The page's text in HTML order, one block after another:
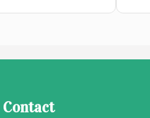
Contact